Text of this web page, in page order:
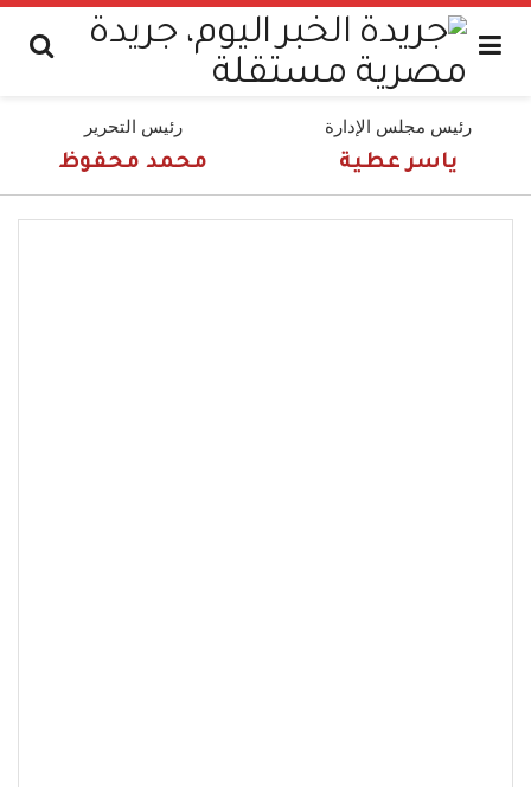
رئيس مجلس الإدارة
ياسر عطية
رئيس التحرير
محمد محفوظ